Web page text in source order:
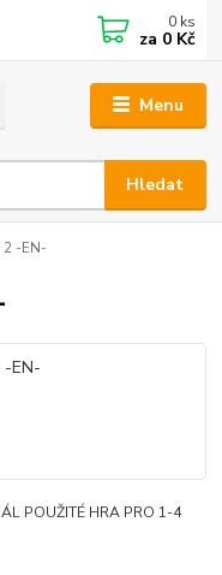
Menu
Hledat
0 ks
za 0 Kč
2 -EN-
POUŽITÉ HRA PRO 1-4